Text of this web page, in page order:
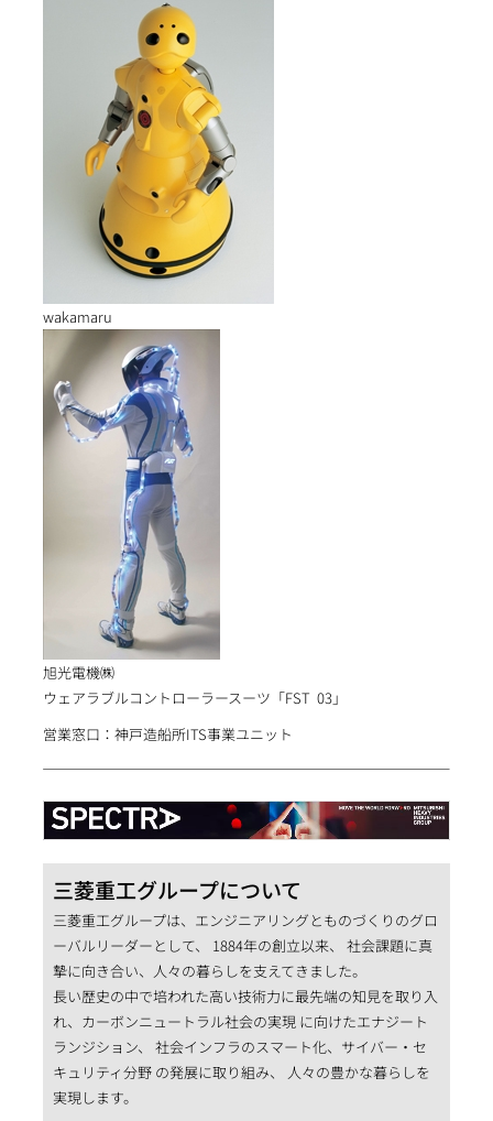
wakamaru
旭光電機㈱
ウェアラブルコントローラースーツ「FST 03」
営業窓口：神戸造船所ITS事業ユニット
三菱重工グループについて
三菱重工グループは、エンジニアリングとものづくりのグロ
ーバルリーダーとして、 1884年の創立以来、 社会課題に真
摯に向き合い、人々の暮らしを支えてきました。
長い歴史の中で培われた高い技術力に最先端の知見を取り入
れ、カーボンニュートラル社会の実現 に向けたエナジート
ランジション、 社会インフラのスマート化、サイバー・セ
キュリティ分野 の発展に取り組み、 人々の豊かな暮らしを
実現します。